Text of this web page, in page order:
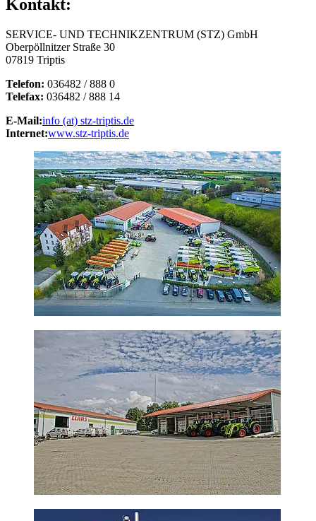
Kontakt:
SERVICE- UND TECHNIKZENTRUM (STZ) GmbH
Oberpöllnitzer Straße 30
07819 Triptis
Telefon: 036482 / 888 0
Telefax: 036482 / 888 14
E-Mail:info (at) stz-triptis.de
Internet:www.stz-triptis.de